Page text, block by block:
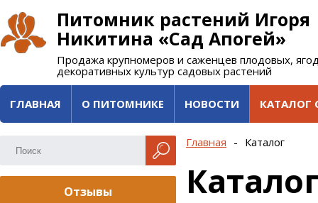
Питомник растений Игоря
Никитина «Сад Апогей»
Продажа крупномеров и саженцев плодовых,
декоративных культур садовых растений
ГЛАВНАЯ О ПИТОМНИКЕ НОВОСТИ КАТАЛОГ
Главная - Каталог
Отзывы